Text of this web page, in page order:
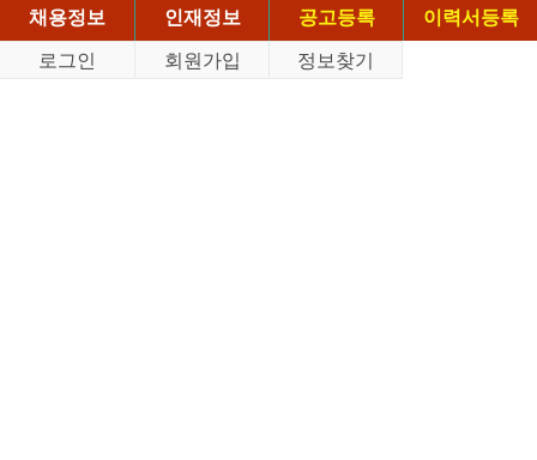
채용정보
인재정보 공고등록
이력서등록
로그인
회원가입 정보찾기